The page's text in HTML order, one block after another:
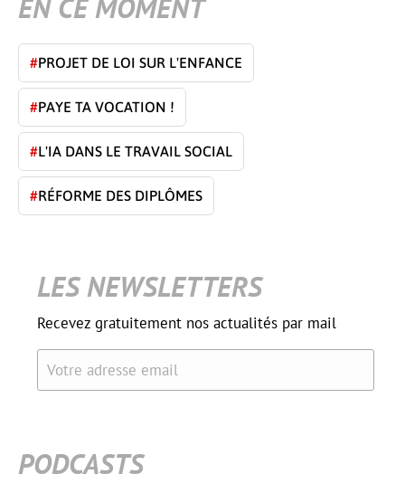
EN CE MOMENT
#PROJET DE LOI SUR L'ENFANCE
#PAYE TA VOCATION !
#L'IA DANS LE TRAVAIL SOCIAL
#RÉFORME DES DIPLÔMES
LES NEWSLETTERS
Recevez gratuitement nos actualités par mail
Votre adresse email
PODCASTS